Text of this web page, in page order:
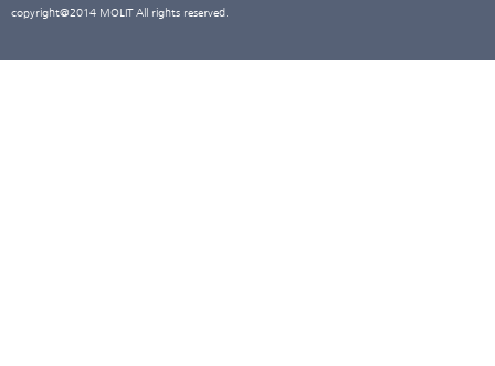
copyright@2014 MOLIT All rights reserved.